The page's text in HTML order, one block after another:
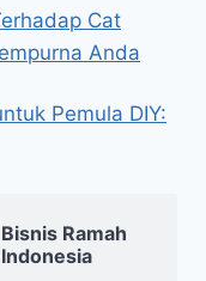
Cat
Anda
Pemula DIY:
Ramah